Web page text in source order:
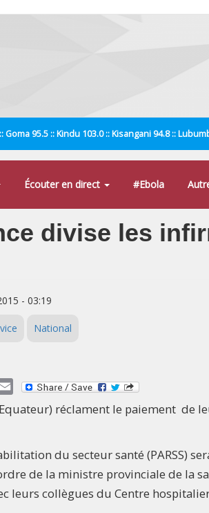
Goma 95.5 :: Kindu 103.0 :: Kisangani 94.8 ::
Écouter en direct #Ebola
divise les
- 03:19
National
Email
réclament le paiement de
du secteur santé (PARSS)
de la ministre provinciale de la
leurs collègues du Centre